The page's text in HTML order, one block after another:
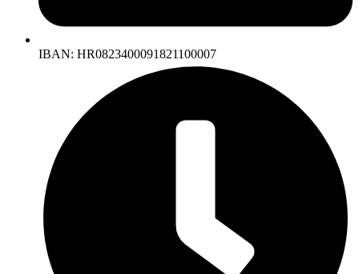
IBAN: HR0823400091821100007